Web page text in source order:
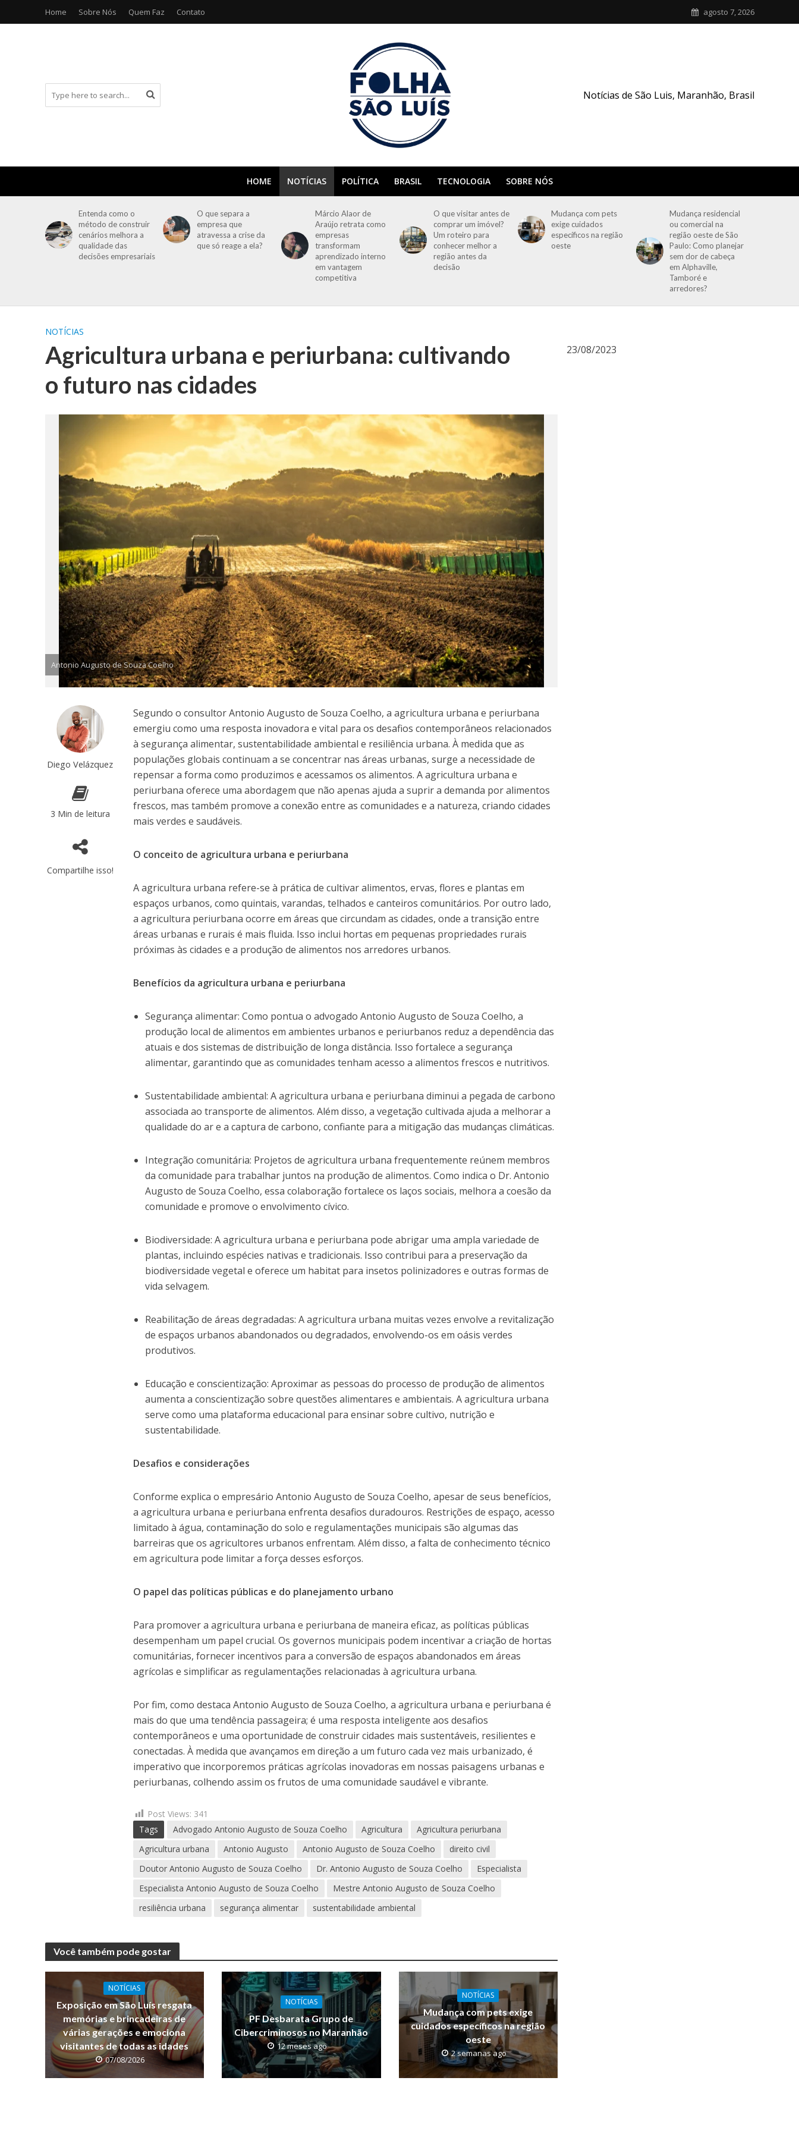
Home Sobre Nós Quem Faz Contato agosto 7, 2026
Notícias de São Luis, Maranhão, Brasil
HOME NOTÍCIAS POLÍTICA BRASIL TECNOLOGIA SOBRE NÓS
Entenda como o
método de construir
cenários melhora a
qualidade das
decisões empresariais
O que separa a
empresa que
atravessa a crise da
que só reage a ela?
Márcio Alaor de
Araújo retrata como
empresas
transformam
aprendizado interno
em vantagem
competitiva
O que visitar antes de
comprar um imóvel?
Um roteiro para
conhecer melhor a
região antes da
decisão
Mudança com pets
exige cuidados
específicos na região
oeste
Mudança residencial
ou comercial na
região oeste de São
Paulo: Como planejar
sem dor de cabeça
em Alphaville,
Tamboré e
arredores?
NOTÍCIAS
Agricultura urbana e periurbana: cultivando
o futuro nas cidades
Antonio Augusto de Souza Coelho
Diego Velázquez
3 Min de leitura
Compartilhe isso!
Segundo o consultor Antonio Augusto de Souza Coelho, a agricultura urbana e periurbana
emergiu como uma resposta inovadora e vital para os desafios contemporâneos relacionados
à segurança alimentar, sustentabilidade ambiental e resiliência urbana. À medida que as
populações globais continuam a se concentrar nas áreas urbanas, surge a necessidade de
repensar a forma como produzimos e acessamos os alimentos. A agricultura urbana e
periurbana oferece uma abordagem que não apenas ajuda a suprir a demanda por alimentos
frescos, mas também promove a conexão entre as comunidades e a natureza, criando cidades
mais verdes e saudáveis.
O conceito de agricultura urbana e periurbana
A agricultura urbana refere-se à prática de cultivar alimentos, ervas, flores e plantas em
espaços urbanos, como quintais, varandas, telhados e canteiros comunitários. Por outro lado,
a agricultura periurbana ocorre em áreas que circundam as cidades, onde a transição entre
áreas urbanas e rurais é mais fluida. Isso inclui hortas em pequenas propriedades rurais
próximas às cidades e a produção de alimentos nos arredores urbanos.
Benefícios da agricultura urbana e periurbana
Segurança alimentar: Como pontua o advogado Antonio Augusto de Souza Coelho, a
produção local de alimentos em ambientes urbanos e periurbanos reduz a dependência das
atuais e dos sistemas de distribuição de longa distância. Isso fortalece a segurança
alimentar, garantindo que as comunidades tenham acesso a alimentos frescos e nutritivos.
Sustentabilidade ambiental: A agricultura urbana e periurbana diminui a pegada de carbono
associada ao transporte de alimentos. Além disso, a vegetação cultivada ajuda a melhorar a
qualidade do ar e a captura de carbono, confiante para a mitigação das mudanças climáticas.
Integração comunitária: Projetos de agricultura urbana frequentemente reúnem membros
da comunidade para trabalhar juntos na produção de alimentos. Como indica o Dr. Antonio
Augusto de Souza Coelho, essa colaboração fortalece os laços sociais, melhora a coesão da
comunidade e promove o envolvimento cívico.
Biodiversidade: A agricultura urbana e periurbana pode abrigar uma ampla variedade de
plantas, incluindo espécies nativas e tradicionais. Isso contribui para a preservação da
biodiversidade vegetal e oferece um habitat para insetos polinizadores e outras formas de
vida selvagem.
Reabilitação de áreas degradadas: A agricultura urbana muitas vezes envolve a revitalização
de espaços urbanos abandonados ou degradados, envolvendo-os em oásis verdes
produtivos.
Educação e conscientização: Aproximar as pessoas do processo de produção de alimentos
aumenta a conscientização sobre questões alimentares e ambientais. A agricultura urbana
serve como uma plataforma educacional para ensinar sobre cultivo, nutrição e
sustentabilidade.
Desafios e considerações
Conforme explica o empresário Antonio Augusto de Souza Coelho, apesar de seus benefícios,
a agricultura urbana e periurbana enfrenta desafios duradouros. Restrições de espaço, acesso
limitado à água, contaminação do solo e regulamentações municipais são algumas das
barreiras que os agricultores urbanos enfrentam. Além disso, a falta de conhecimento técnico
em agricultura pode limitar a força desses esforços.
O papel das políticas públicas e do planejamento urbano
Para promover a agricultura urbana e periurbana de maneira eficaz, as políticas públicas
desempenham um papel crucial. Os governos municipais podem incentivar a criação de hortas
comunitárias, fornecer incentivos para a conversão de espaços abandonados em áreas
agrícolas e simplificar as regulamentações relacionadas à agricultura urbana.
Por fim, como destaca Antonio Augusto de Souza Coelho, a agricultura urbana e periurbana é
mais do que uma tendência passageira; é uma resposta inteligente aos desafios
contemporâneos e uma oportunidade de construir cidades mais sustentáveis, resilientes e
conectadas. À medida que avançamos em direção a um futuro cada vez mais urbanizado, é
imperativo que incorporemos práticas agrícolas inovadoras em nossas paisagens urbanas e
periurbanas, colhendo assim os frutos de uma comunidade saudável e vibrante.
Post Views: 341
Tags
Advogado Antonio Augusto de Souza Coelho Agricultura
Agricultura periurbana
Agricultura urbana
Antonio Augusto Antonio Augusto de Souza Coelho
direito civil
Doutor Antonio Augusto de Souza Coelho
Dr. Antonio Augusto de Souza Coelho
Especialista
Especialista Antonio Augusto de Souza Coelho
Mestre Antonio Augusto de Souza Coelho
resiliência urbana
segurança alimentar sustentabilidade ambiental
Você também pode gostar
NOTÍCIAS
Exposição em São Luís resgata
memórias e brincadeiras de
várias gerações e emociona
visitantes de todas as idades
07/08/2026
NOTÍCIAS
PF Desbarata Grupo de
Cibercriminosos no Maranhão
12 meses ago
NOTÍCIAS
Mudança com pets exige
cuidados específicos na região
oeste
2 semanas ago
23/08/2023